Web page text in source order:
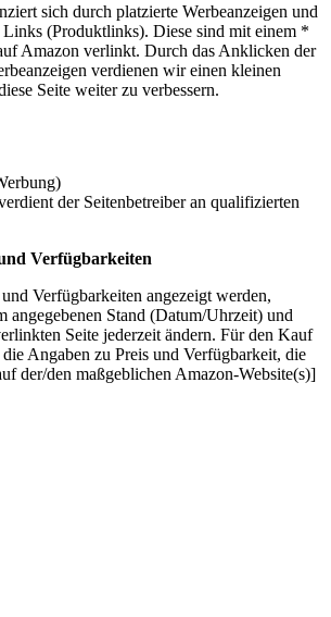
sich durch platzierte Werbeanzeigen und
(Produktlinks). Diese sind mit einem *
Amazon verlinkt. Durch das Anklicken der
verdienen wir einen kleinen
Seite weiter zu verbessern.
der Seitenbetreiber an qualifizierten
Verfügbarkeiten
Verfügbarkeiten angezeigt werden,
angegebenen Stand (Datum/Uhrzeit) und
Seite jederzeit ändern. Für den Kauf
Angaben zu Preis und Verfügbarkeit, die
der/den maßgeblichen Amazon-Website(s)]